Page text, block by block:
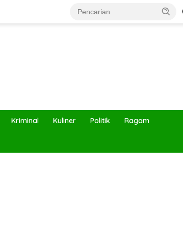
Kriminal Kuliner Politik Ragam